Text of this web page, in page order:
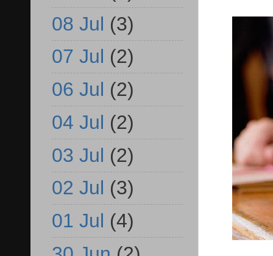
08 Jul (3)
07 Jul (2)
06 Jul (2)
04 Jul (2)
03 Jul (2)
02 Jul (3)
01 Jul (4)